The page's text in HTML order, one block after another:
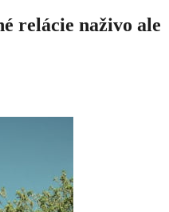
relácie naživo ale